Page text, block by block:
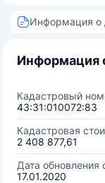
Информация о
Информация
Кадастровый
43:31:010072:83
Кадастровая
2 408 877,61
Дата обновления
17.01.2020